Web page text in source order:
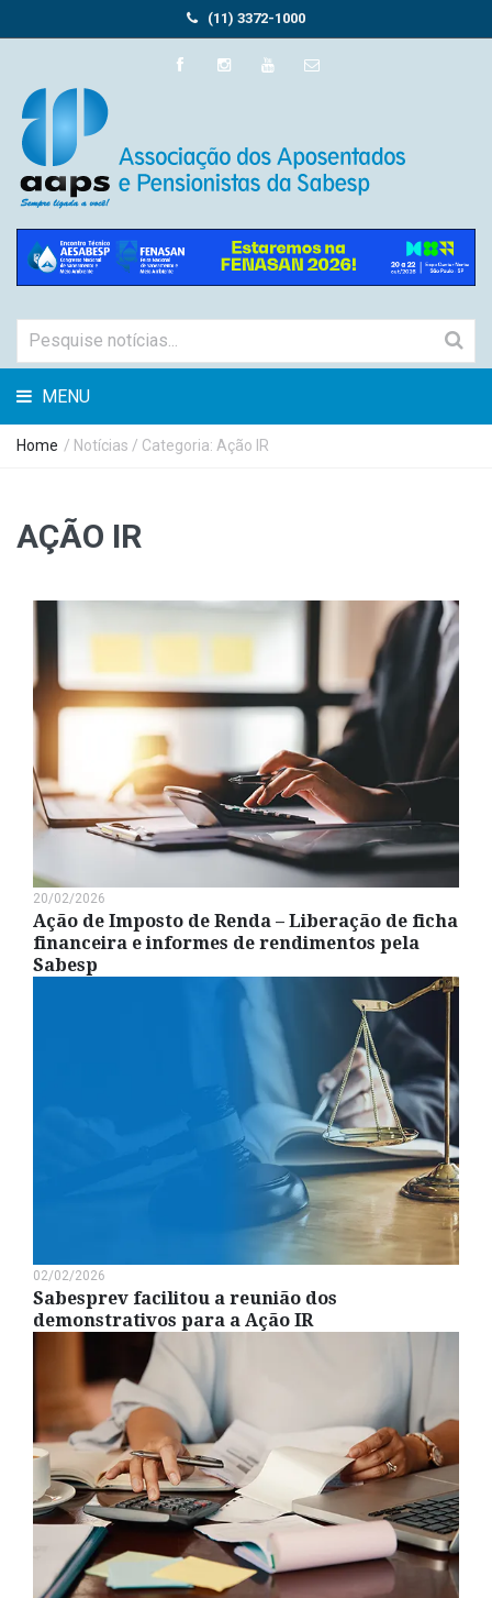
(11) 3372-1000
MENU
Home / Notícias / Categoria: Ação IR
AÇÃO IR
20/02/2026
Ação de Imposto de Renda – Liberação de ficha
financeira e informes de rendimentos pela
Sabesp
02/02/2026
Sabesprev facilitou a reunião dos
demonstrativos para a Ação IR